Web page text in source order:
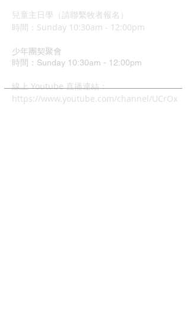
兒童主日學（請聯繫牧者報名）
​時間：Sunday 10:30am - 12:00pm
少年團契聚會
時間：Sunday 10:30am - 12:00pm
​線上 Youtube 直播連結：
https://www.youtube.com/channel/UCrOx